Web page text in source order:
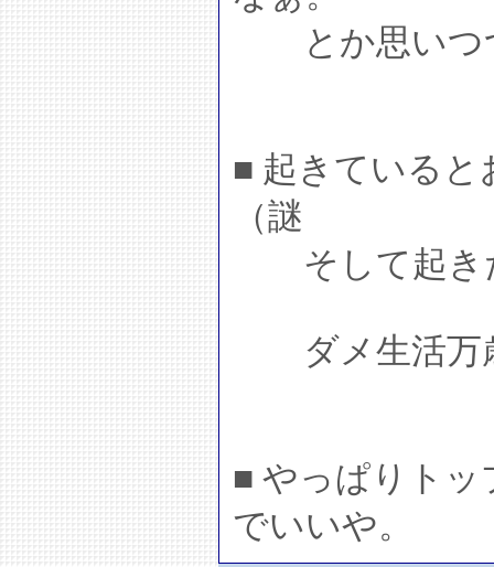
とか思いつ
■ 起きていると
（謎
そして起き
ダメ生活万
■ やっぱりト
でいいや。